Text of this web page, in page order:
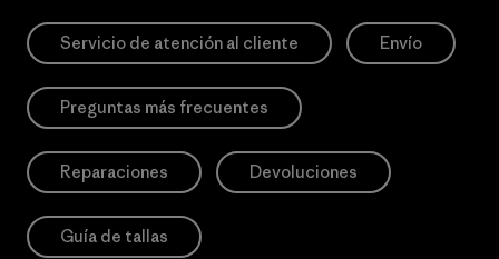
Servicio de atención al cliente Envío
Preguntas más frecuentes
Reparaciones Devoluciones
Guía de tallas